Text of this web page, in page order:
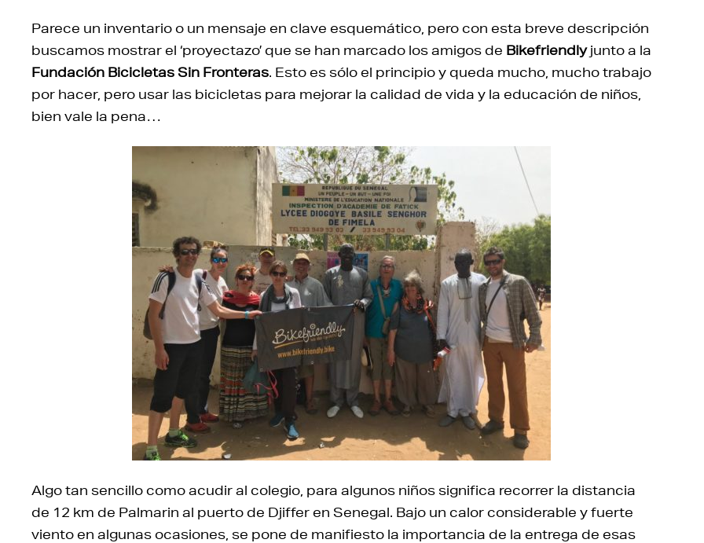
Parece un inventario o un mensaje en clave esquemático, pero con esta breve descripción
buscamos mostrar el ‘proyectazo’ que se han marcado los amigos de Bikefriendlyjunto a la
Fundación Bicicletas Sin Fronteras. Esto es sólo el principio y queda mucho, mucho trabajo
por hacer, pero usar las bicicletas para mejorar la calidad de vida y la educación de niños,
bien vale la pena…
Algo tan sencillo como acudir al colegio, para algunos niños significa recorrer la distancia
de 12 km de Palmarin al puerto de Djiffer en Senegal. Bajo un calor considerable y fuerte
viento en algunas ocasiones, se pone de manifiesto la importancia de la entrega de esas